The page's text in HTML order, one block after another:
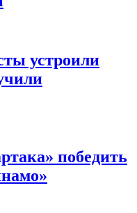
устроили
победить